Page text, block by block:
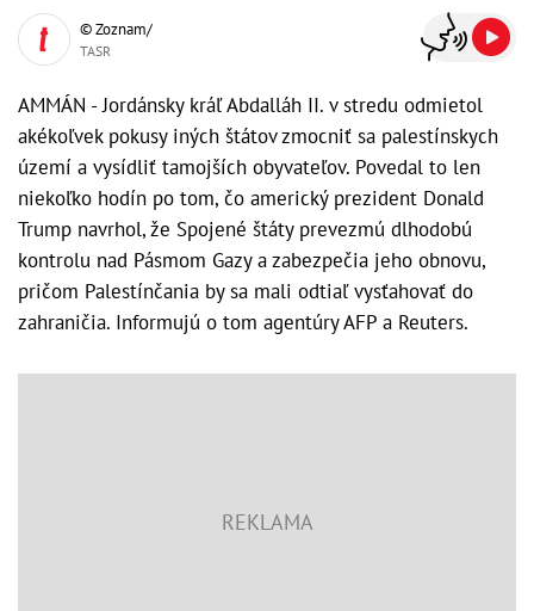
© Zoznam/
TASR
AMMÁN - Jordánsky kráľ Abdalláh II. v stredu odmietol
akékoľvek pokusy iných štátov zmocniť sa palestínskych
území a vysídliť tamojších obyvateľov. Povedal to len
niekoľko hodín po tom, čo americký prezident Donald
Trump navrhol, že Spojené štáty prevezmú dlhodobú
kontrolu nad Pásmom Gazy a zabezpečia jeho obnovu,
pričom Palestínčania by sa mali odtiaľ vysťahovať do
zahraničia. Informujú o tom agentúry AFP a Reuters.